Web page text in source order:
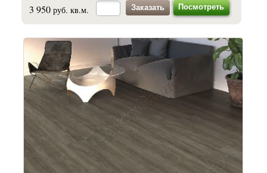
3 950 руб. кв.м.
Посмотреть